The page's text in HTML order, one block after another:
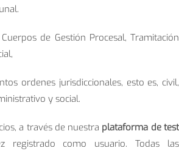
de Gestión Procesal, Tramitación
ordenes jurisdiccionales, esto es, civil,
y social.
a través de nuestra plataforma de test
registrado como usuario. Todas las